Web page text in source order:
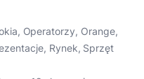
, Operatorzy, Orange,
, Rynek, Sprzęt